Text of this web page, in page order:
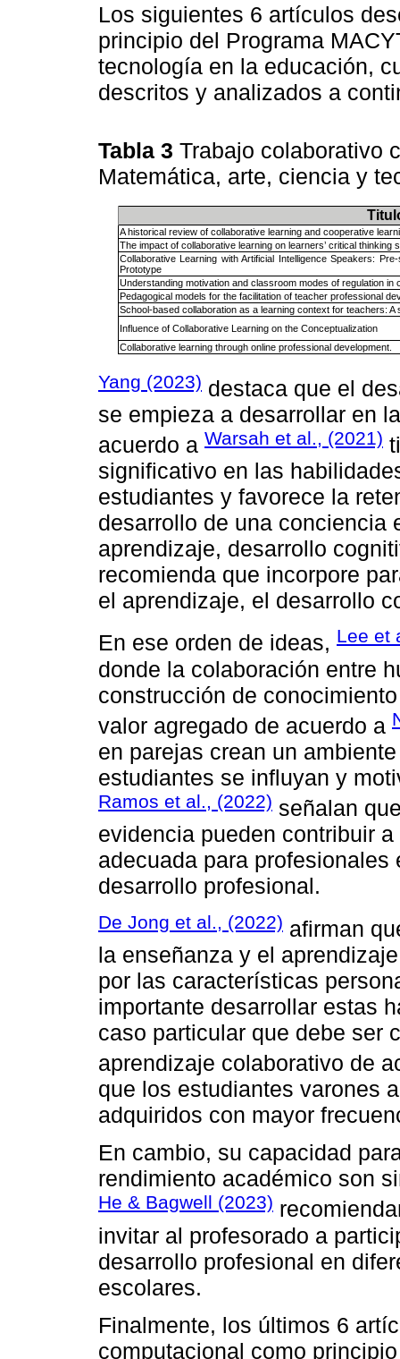
Los siguientes 6 artículos
principio del Programa
tecnología en la educación,
descritos y analizados a
Tabla 3 Trabajo colaborativo
Matemática, arte, ciencia y
A historical review of collaborative learning and cooperative
The impact of collaborative learning on learners’ critical thinking
Collaborative Learning with Artificial Intelligence Speakers:
Prototype
Understanding motivation and classroom modes of regulation in
Pedagogical models for the facilitation of teacher professional
School-based collaboration as a learning context for teachers: A
Influence of Collaborative Learning on the Conceptualization
Collaborative learning through online professional development.
Yang (2023) destaca que el
se empieza a desarrollar en
acuerdo a Warsah et al., (2021)
significativo en las
estudiantes y favorece la
desarrollo de una conciencia
aprendizaje, desarrollo
recomienda que incorpore
el aprendizaje, el desarrollo
En ese orden de ideas, Lee et
donde la colaboración entre
construcción de
valor agregado de acuerdo a
en parejas crean un
estudiantes se influyan y
Ramos et al., (2022) señalan
evidencia pueden contribuir
adecuada para
desarrollo profesional.
De Jong et al., (2022) afirman
la enseñanza y el
por las características
importante desarrollar estas
caso particular que debe ser
aprendizaje colaborativo de
que los estudiantes varones
adquiridos con mayor
En cambio, su capacidad
rendimiento académico son
He & Bagwell (2023)
invitar al profesorado a
desarrollo profesional en
escolares.
Finalmente, los últimos 6
computacional como